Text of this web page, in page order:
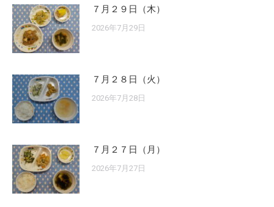
７月２９日（木）
2026年7月29日
７月２８日（火）
2026年7月28日
７月２７日（月）
2026年7月27日